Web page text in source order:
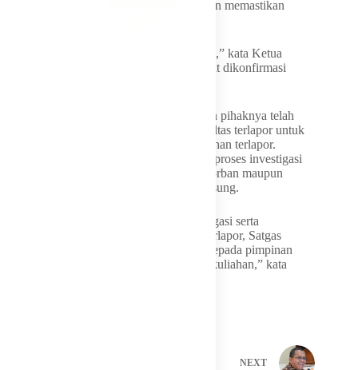
di Perguruan Tinggi (Satgas PPKPT) Untan memastikan
“Sudah ditangani dan sedang dalam proses,” kata Ketua
Satgas PPKPT Untan, Emilya Kalsum, saat dikonfirmasi
Tak hanya itu, Emilya Kalsum mengatakan pihaknya telah
memberikan arahan kepada pimpinan fakultas terlapor untuk
menghentikan sementara aktivitas perkuliahan terlapor.
Langkah tersebut dilakukan dalam rangka proses investigasi
sekaligus menciptakan ruang aman bagi korban maupun
terlapor selama penanganan kasus berlangsung.
“Dalam rangka pelaksanaan proses investigasi serta
penciptaan ruang aman bagi korban dan terlapor, Satgas
PPKPT Untan telah memberikan arahan kepada pimpinan
fakultas agar menghentikan sementara perkuliahan,” kata
NEXT